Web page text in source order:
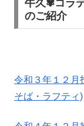
牛久✾コラ
のご紹介
令和３年１２月
そば・ラフティ)